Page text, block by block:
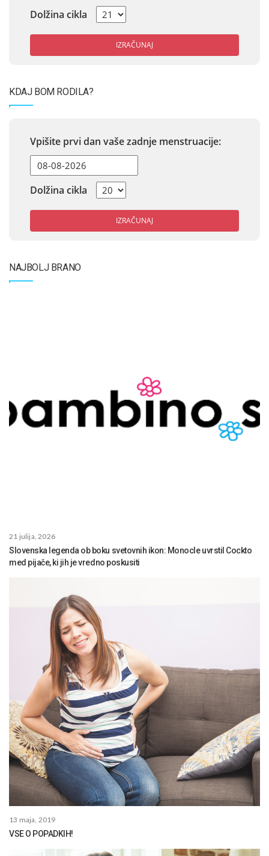
Dolžina cikla
IZRAČUNAJ
KDAJ BOM RODILA?
Vpišite prvi dan vaše zadnje menstruacije:
Dolžina cikla
IZRAČUNAJ
NAJBOLJ BRANO
21 julija, 2026
Slovenska legenda ob boku svetovnih ikon: Monocle uvrstil Cockto
med pijače, ki jih je vredno poskusiti
13 maja, 2019
VSE O POPADKIH!